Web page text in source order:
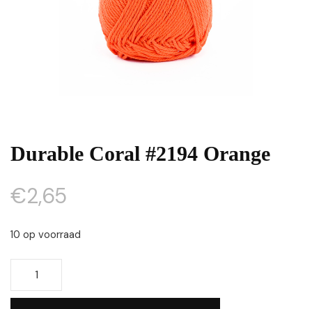
Durable Coral #2194 Orange
€2,65
10 op voorraad